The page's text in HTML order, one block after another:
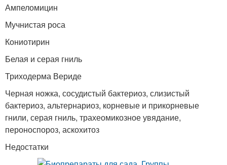
Ампеломицин
Мучнистая роса
Кониотирин
Белая и серая гниль
Триходерма Вериде
Черная ножка, сосудистый бактериоз, слизистый
бактериоз, альтернариоз, корневые и прикорневые
гнили, серая гниль, трахеомикозное увядание,
пероноспороз, аскохитоз
Недостатки